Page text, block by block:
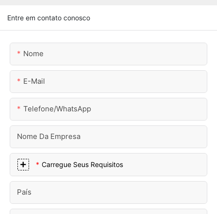
Entre em contato conosco
Nome
E-Mail
Telefone/WhatsApp
Nome Da Empresa
Carregue Seus Requisitos
País